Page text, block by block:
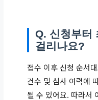
Q. 신청부터
걸리나요?
접수 이후 신청 순서
건수 및 심사 여력에
될 수 있어요. 따라서